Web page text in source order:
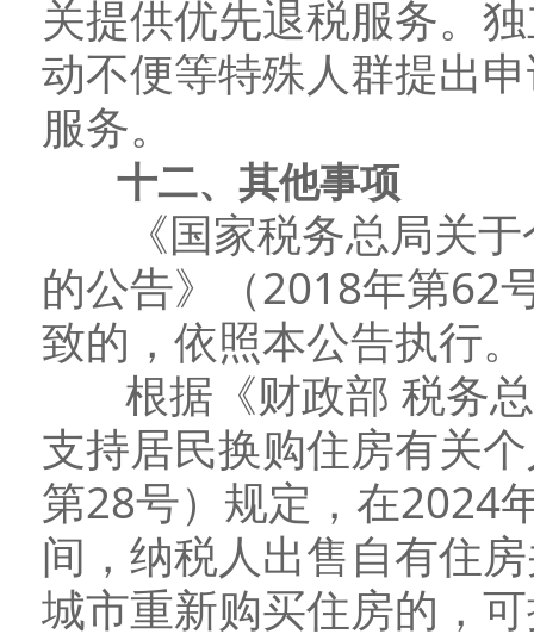
关提供优先退税服务。
动不便等特殊人群提出
服务。
十二、其他事项
《国家税务总局关于
的公告》（2018年第62
致的，依照本公告执行。
根据《财政部 税务总
支持居民换购住房有关
第28号）规定，在2024
间，纳税人出售自有住
城市重新购买住房的，